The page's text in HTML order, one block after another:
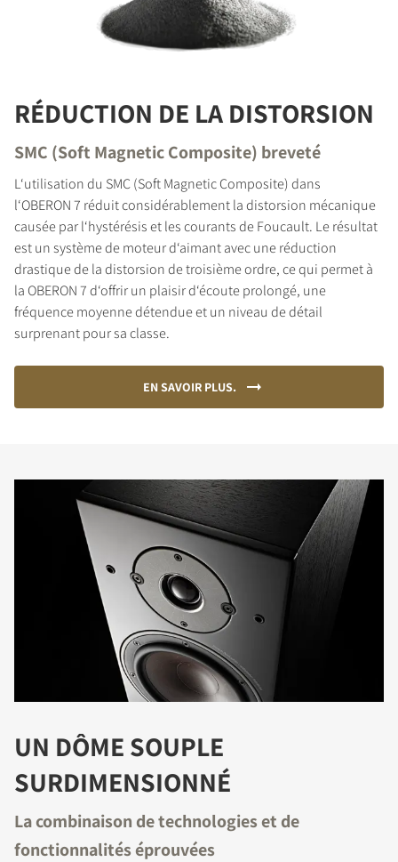
RÉDUCTION DE LA DISTORSION
SMC (Soft Magnetic Composite) breveté
L‘utilisation du SMC (Soft Magnetic Composite) dans
l‘OBERON 7 réduit considérablement la distorsion mécanique
causée par l‘hystérésis et les courants de Foucault. Le résultat
est un système de moteur d‘aimant avec une réduction
drastique de la distorsion de troisième ordre, ce qui permet à
la OBERON 7 d‘offrir un plaisir d‘écoute prolongé, une
fréquence moyenne détendue et un niveau de détail
surprenant pour sa classe.
EN SAVOIR PLUS.
UN DÔME SOUPLE
SURDIMENSIONNÉ
La combinaison de technologies et de
fonctionnalités éprouvées